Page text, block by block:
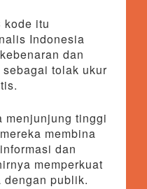
kode itu
Indonesia
dan
tolak ukur
menjunjung tinggi
membina
dan
memperkuat
dengan publik.